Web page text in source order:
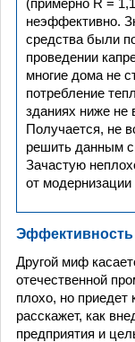
(примерно R =
неэффективно.
средства были
проведении
многие дома не
потребление
зданиях ниже не
Получается, не
решить данным
Зачастую
от
Другой миф
отечественной
плохо, но приедет
расскажет, как
предприятия и